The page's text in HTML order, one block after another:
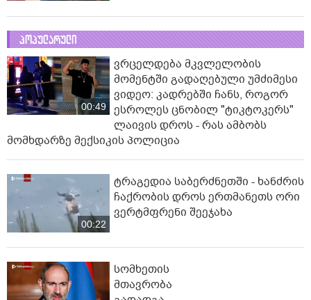
პოპულარული
00:49
ვრცელდება მკვლელობის
მომენტში გადაღებული უმძიმესი
ვიდეო: კადრებში ჩანს, როგორ
ესროლეს ცნობილ "ტიკტოკერს"
ლაივის დროს - რას ამბობს
მომხდარზე მექსიკის პოლიცია
00:22
ტრაგედია საბერძნეთში - ხანძრის
ჩაქრობის დროს ერთმანეთს ორი
ვერტმფრენი შეეჯახა
სომხეთის
მთავრობა